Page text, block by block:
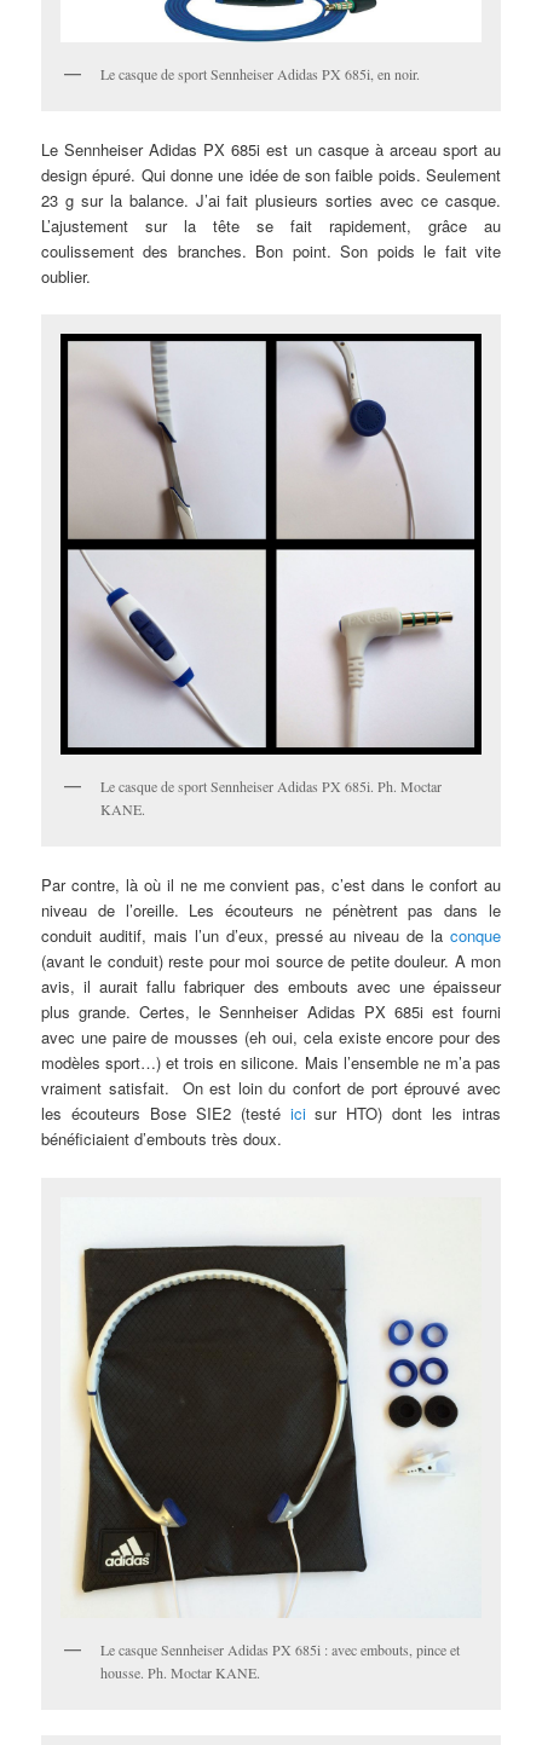
Le casque de sport Sennheiser Adidas PX 685i, en noir.
Le Sennheiser Adidas PX 685i est un casque à arceau sport au
design épuré. Qui donne une idée de son faible poids. Seulement
23 g sur la balance. J’ai fait plusieurs sorties avec ce casque.
L’ajustement sur la tête se fait rapidement, grâce au
coulissement des branches. Bon point. Son poids le fait vite
oublier.
Le casque de sport Sennheiser Adidas PX 685i. Ph. Moctar
KANE.
Par contre, là où il ne me convient pas, c’est dans le confort au
niveau de l’oreille. Les écouteurs ne pénètrent pas dans le
conduit auditif, mais l’un d’eux, pressé au niveau de la conque
(avant le conduit) reste pour moi source de petite douleur. A mon
avis, il aurait fallu fabriquer des embouts avec une épaisseur
plus grande. Certes, le Sennheiser Adidas PX 685i est fourni
avec une paire de mousses (eh oui, cela existe encore pour des
modèles sport…) et trois en silicone. Mais l’ensemble ne m’a pas
vraiment satisfait. On est loin du confort de port éprouvé avec
les écouteurs Bose SIE2 (testé icisur HTO) dont les intras
bénéficiaient d’embouts très doux.
Le casque Sennheiser Adidas PX 685i : avec embouts, pince et
housse. Ph. Moctar KANE.